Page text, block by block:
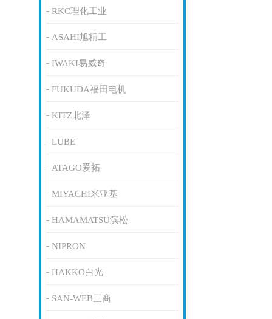
RKC理化工业
ASAHI旭精工
IWAKI易威奇
FUKUDA福田电机
KITZ北泽
LUBE
ATAGO爱拓
MIYACHI米亚基
HAMAMATSU滨松
NIPRON
HAKKO白光
SAN-WEB三商